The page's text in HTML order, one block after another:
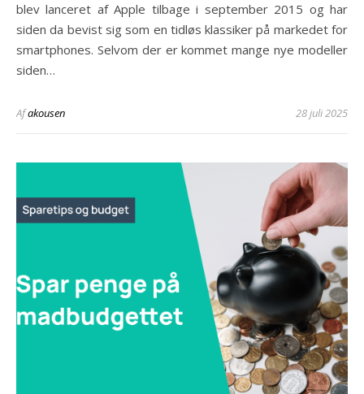
blev lanceret af Apple tilbage i september 2015 og har
siden da bevist sig som en tidløs klassiker på markedet for
smartphones. Selvom der er kommet mange nye modeller
siden…
Afakousen 28 juli 2025